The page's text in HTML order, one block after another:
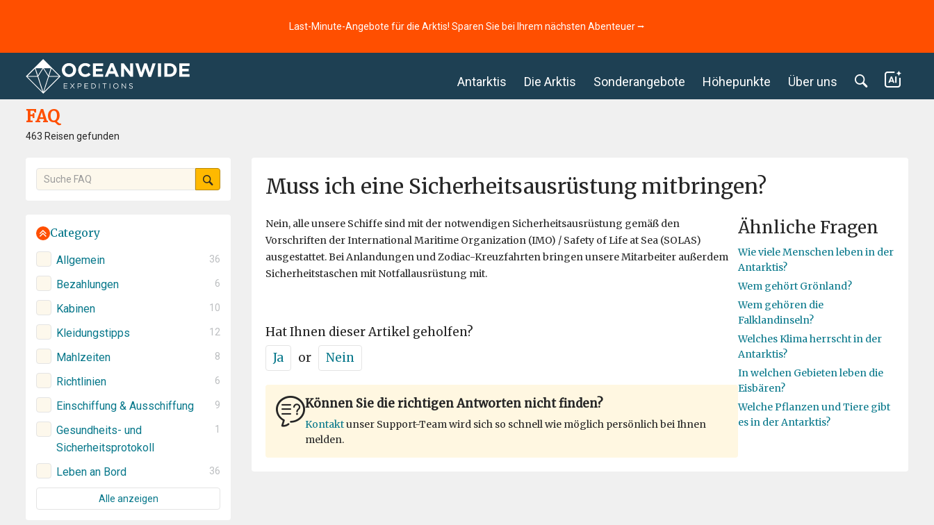
Last-Minute-Angebote für die Arktis! Sparen Sie bei Ihrem nächsten Abenteuer ⭢
Antarktis Die Arktis Sonderangebote Höhepunkte Über uns
Startseite FAQ
FAQ
463 Reisen gefunden
Category
Allgemein 36
Bezahlungen 6
Kabinen 10
Kleidungstipps 12
Mahlzeiten 8
Richtlinien 6
Einschiffung & Ausschiffung 9
Gesundheits- und
Sicherheitsprotokoll
1
Leben an Bord 36
Alle anzeigen
Muss ich eine Sicherheitsausrüstung mitbringen?
Nein, alle unsere Schiffe sind mit der notwendigen Sicherheitsausrüstung gemäß den
Vorschriften der International Maritime Organization (IMO) / Safety of Life at Sea (SOLAS)
ausgestattet. Bei Anlandungen und Zodiac-Kreuzfahrten bringen unsere Mitarbeiter außerdem
Sicherheitstaschen mit Notfallausrüstung mit.
Hat Ihnen dieser Artikel geholfen?
Ja
or Nein
Können Sie die richtigen Antworten nicht finden?
Kontaktunser Support-Team wird sich so schnell wie möglich persönlich bei Ihnen
melden.
Ähnliche Fragen
Wie viele Menschen leben in der
Antarktis?
Wem gehört Grönland?
Wem gehören die
Falklandinseln?
Welches Klima herrscht in der
Antarktis?
In welchen Gebieten leben die
Eisbären?
Welche Pflanzen und Tiere gibt
es in der Antarktis?